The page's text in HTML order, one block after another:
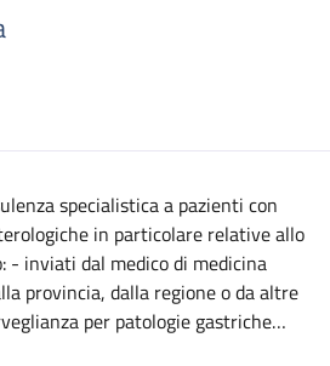
specialistica a pazienti con
in particolare relative allo
- inviati dal medico di medicina
provincia, dalla regione o da altre
per patologie gastriche
gastriti atrofiche di tipo